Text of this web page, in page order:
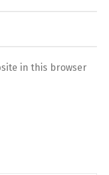
in this browser